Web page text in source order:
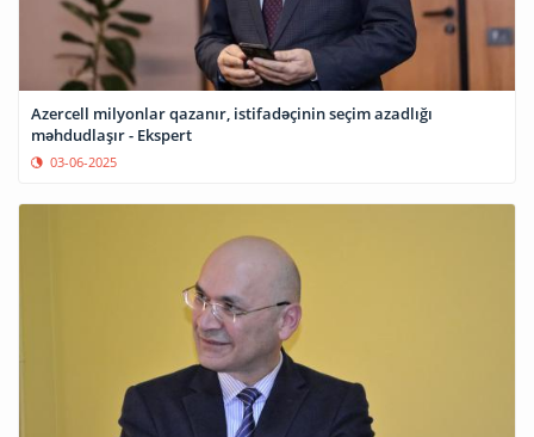
Azercell milyonlar qazanır, istifadəçinin seçim azadlığı
məhdudlaşır - Ekspert
03-06-2025